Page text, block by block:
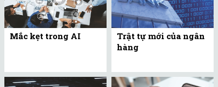
Mắc kẹt trong AI
Trật tự mới của ngân
hàng